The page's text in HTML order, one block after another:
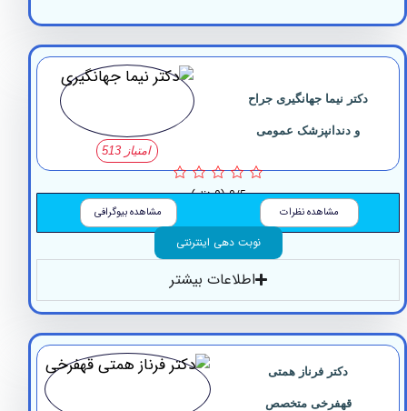
نیما جهانگیری جراح
و دندانپزشک عمومی
0/5 (0 نظر)
مشاهده نظرات مشاهده بیوگرافی
نوبت دهی اینترنتی
اطلاعات بیشتر
دکتر فرناز همتی
قهفرخی متخصص